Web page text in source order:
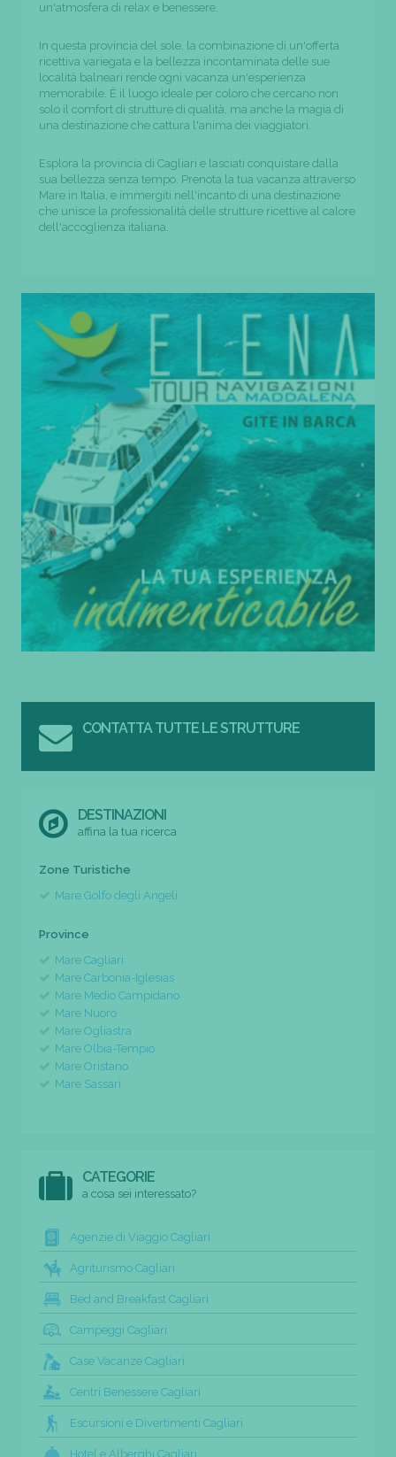
un'atmosfera di relax e benessere.
In questa provincia del sole, la combinazione di un'offerta
ricettiva variegata e la bellezza incontaminata delle sue
località balneari rende ogni vacanza un'esperienza
memorabile. È il luogo ideale per coloro che cercano non
solo il comfort di strutture di qualità, ma anche la magia di
una destinazione che cattura l'anima dei viaggiatori.
Esplora la provincia di Cagliari e lasciati conquistare dalla
sua bellezza senza tempo. Prenota la tua vacanza attraverso
Mare in Italia, e immergiti nell'incanto di una destinazione
che unisce la professionalità delle strutture ricettive al calore
dell'accoglienza italiana.
CONTATTA TUTTE LE STRUTTURE
DESTINAZIONI
affina la tua ricerca
Zone Turistiche
Mare Golfo degli Angeli
Province
Mare Cagliari
Mare Carbonia-Iglesias
Mare Medio Campidano
Mare Nuoro
Mare Ogliastra
Mare Olbia-Tempio
Mare Oristano
Mare Sassari
CATEGORIE
a cosa sei interessato?
Agenzie di Viaggio Cagliari
Agriturismo Cagliari
Bed and Breakfast Cagliari
Campeggi Cagliari
Case Vacanze Cagliari
Centri Benessere Cagliari
Escursioni e Divertimenti Cagliari
Hotel e Alberghi Cagliari